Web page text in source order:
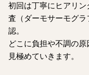
初回は丁寧にヒアリ
査（ダーモサーモグ
認。
どこに負担や不調の
見極めていきます。